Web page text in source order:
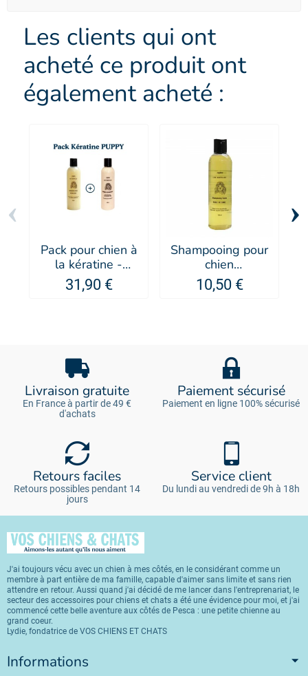
Les clients qui ont
acheté ce produit ont
également acheté :
Pack pour chien à
la kératine -
PUPPY
31,90 €
Shampooing pour
chien
antipelliculaire à
l'huile de cade -
10,50 €
‹ ›
Livraison gratuite
En France à partir de 49 €
d'achats
Paiement sécurisé
Paiement en ligne 100% sécurisé
Retours faciles
Retours possibles pendant 14
jours
Service client
Du lundi au vendredi de 9h à 18h
J'ai toujours vécu avec un chien à mes côtés, en le considérant comme un
membre à part entière de ma famille, capable d'aimer sans limite et sans rien
attendre en retour. Aussi quand j'ai décidé de me lancer dans l'entreprenariat, le
secteur des accessoires pour chiens et chats a été une évidence pour moi, et j'ai
commencé cette belle aventure aux côtés de Pesca : une petite chienne au
grand coeur.
Lydie, fondatrice de VOS CHIENS ET CHATS
Informations